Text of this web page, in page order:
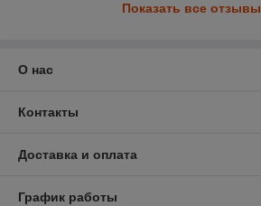
Показать все отзывы
О нас
Контакты
Доставка и оплата
График работы